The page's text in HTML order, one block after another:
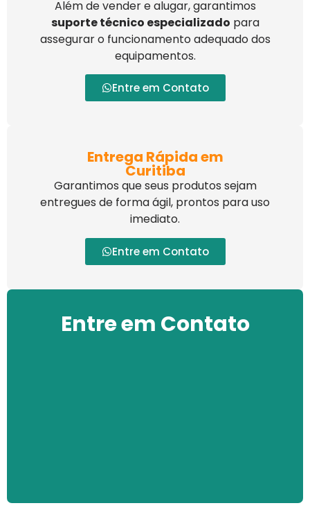
Além de vender e alugar, garantimos
suporte técnico especializado para
assegurar o funcionamento adequado dos
equipamentos.
Entre em Contato
Entrega Rápida em
Curitiba
Garantimos que seus produtos sejam
entregues de forma ágil, prontos para uso
imediato.
Entre em Contato
Entre em Contato